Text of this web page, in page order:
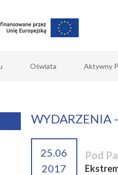
Oświata Aktywny
WYDARZENIA
25.06
2017
Pod